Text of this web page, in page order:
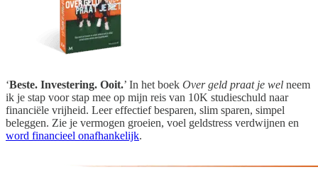
‘Beste. Investering. Ooit.’ In het boek Over geld praat je wel neem
ik je stap voor stap mee op mijn reis van 10K studieschuld naar
financiële vrijheid. Leer effectief besparen, slim sparen, simpel
beleggen. Zie je vermogen groeien, voel geldstress verdwijnen en
word financieel onafhankelijk.